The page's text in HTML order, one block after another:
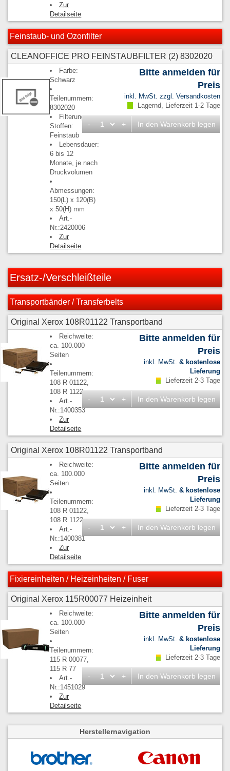
Zur
Detailseite
Feinstaub- und Ozonfilter
CLEANOFFICE PRO FEINSTAUBFILTER (2) 8302020
Farbe:
Schwarz
Teilenummern:
8302020
Filterung von
Stoffen:
Feinstaub
Lebensdauer:
6 bis 12
Monate, je nach
Druckvolumen
Abmessungen:
150(L) x 120(B)
x 50(H) mm
Art.-
Nr.:2420006
Zur
Detailseite
Bitte anmelden für
Preis
inkl. MwSt. zzgl. Versandkosten
Lagernd, Lieferzeit 1-2 Tage
- + In den Warenkorb legen
Ersatz-/Verschleißteile
Transportbänder / Transferbelts
Original Xerox 108R01122 Transportband
Reichweite:
ca. 100.000
Seiten
Teilenummern:
108 R 01122,
108 R 1122
Art.-
Nr.:1400353
Zur
Detailseite
Bitte anmelden für
Preis
inkl. MwSt. & kostenlose
Lieferung
Lieferzeit 2-3 Tage
- + In den Warenkorb legen
Original Xerox 108R01122 Transportband
Reichweite:
ca. 100.000
Seiten
Teilenummern:
108 R 01122,
108 R 1122
Art.-
Nr.:1400381
Zur
Detailseite
Bitte anmelden für
Preis
inkl. MwSt. & kostenlose
Lieferung
Lieferzeit 2-3 Tage
- + In den Warenkorb legen
Fixiereinheiten / Heizeinheiten / Fuser
Original Xerox 115R00077 Heizeinheit
Reichweite:
ca. 100.000
Seiten
Teilenummern:
115 R 00077,
115 R 77
Art.-
Nr.:1451029
Zur
Detailseite
Bitte anmelden für
Preis
inkl. MwSt. & kostenlose
Lieferung
Lieferzeit 2-3 Tage
- + In den Warenkorb legen
Herstellernavigation